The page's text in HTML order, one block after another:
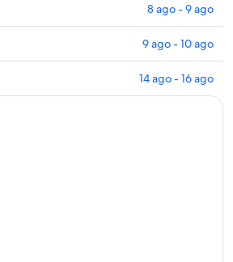
8 ago - 9 ago
9 ago - 10 ago
14 ago - 16 ago